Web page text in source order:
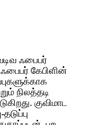
ஃபைபர்
கேபிளின்
நிலத்தடி
குவிமாட